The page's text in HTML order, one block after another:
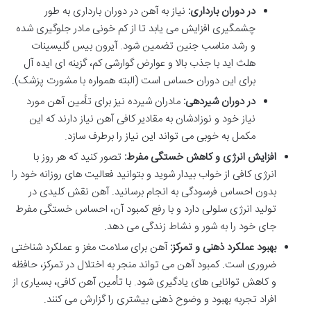
در دوران بارداری: نیاز به آهن در دوران بارداری به طور
چشمگیری افزایش می یابد تا از کم خونی مادر جلوگیری شده
و رشد مناسب جنین تضمین شود. آیرون بیس گلیسینات
هلث اید با جذب بالا و عوارض گوارشی کم، گزینه ای ایده آل
برای این دوران حساس است (البته همواره با مشورت پزشک).
در دوران شیردهی: مادران شیرده نیز برای تأمین آهن مورد
نیاز خود و نوزادشان به مقادیر کافی آهن نیاز دارند که این
مکمل به خوبی می تواند این نیاز را برطرف سازد.
افزایش انرژی و کاهش خستگی مفرط: تصور کنید که هر روز با
انرژی کافی از خواب بیدار شوید و بتوانید فعالیت های روزانه خود را
بدون احساس فرسودگی به انجام برسانید. آهن نقش کلیدی در
تولید انرژی سلولی دارد و با رفع کمبود آن، احساس خستگی مفرط
جای خود را به شور و نشاط زندگی می دهد.
بهبود عملکرد ذهنی و تمرکز:آهن برای سلامت مغز و عملکرد شناختی
ضروری است. کمبود آهن می تواند منجر به اختلال در تمرکز، حافظه
و کاهش توانایی های یادگیری شود. با تأمین آهن کافی، بسیاری از
افراد تجربه بهبود و وضوح ذهنی بیشتری را گزارش می کنند.